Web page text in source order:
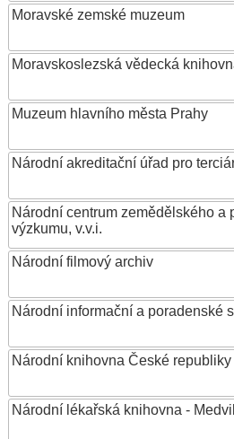
Moravské zemské muzeum
Moravskoslezská vědecká
Muzeum hlavního města Prahy
Národní akreditační úřad pro
Národní centrum zemědělského a
výzkumu, v.v.i.
Národní filmový archiv
Národní informační a poradenské
Národní knihovna České republiky
Národní lékařská knihovna -